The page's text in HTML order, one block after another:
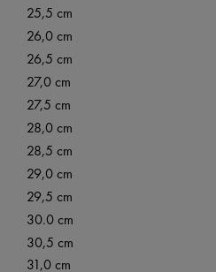
25,5 cm
26,0 cm
26,5 cm
27,0 cm
27,5 cm
28,0 cm
28,5 cm
29,0 cm
29,5 cm
30.0 cm
30,5 cm
31,0 cm